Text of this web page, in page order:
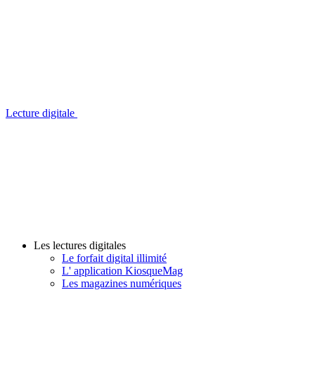
Lecture digitale
Les lectures digitales
Le forfait digital illimité
L' application KiosqueMag
Les magazines numériques